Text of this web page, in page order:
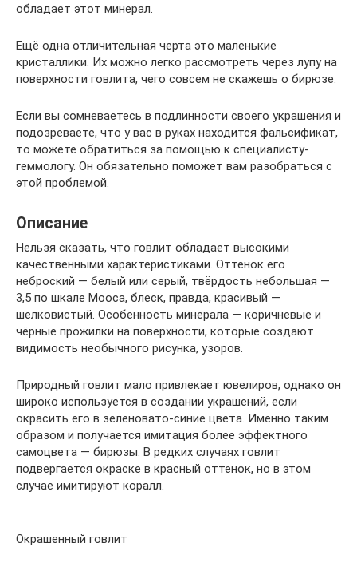
обладает этот минерал.
Ещё одна отличительная черта это маленькие
кристаллики. Их можно легко рассмотреть через лупу на
поверхности говлита, чего совсем не скажешь о бирюзе.
Если вы сомневаетесь в подлинности своего украшения и
подозреваете, что у вас в руках находится фальсификат,
то можете обратиться за помощью к специалисту-
геммологу. Он обязательно поможет вам разобраться с
этой проблемой.
Описание
Нельзя сказать, что говлит обладает высокими
качественными характеристиками. Оттенок его
неброский — белый или серый, твёрдость небольшая —
3,5 по шкале Мооса, блеск, правда, красивый —
шелковистый. Особенность минерала — коричневые и
чёрные прожилки на поверхности, которые создают
видимость необычного рисунка, узоров.
Природный говлит мало привлекает ювелиров, однако он
широко используется в создании украшений, если
окрасить его в зеленовато-синие цвета. Именно таким
образом и получается имитация более эффектного
самоцвета — бирюзы. В редких случаях говлит
подвергается окраске в красный оттенок, но в этом
случае имитируют коралл.
Окрашенный говлит